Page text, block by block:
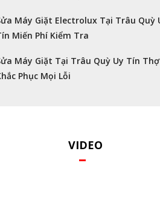
Máy Giặt Electrolux Tại Trâu Quỳ
Miến Phí Kiểm Tra
Máy Giặt Tại Trâu Quỳ Uy Tín
Phục Mọi Lỗi
VIDEO